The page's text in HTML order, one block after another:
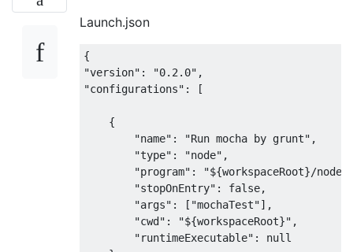
Launch.json
{
"version" : "0.2.0" ,
"configurations" : [
{
"name" : "Run mocha by grunt" ,
"type" : "node" ,
"program" :
"${workspaceRoot}/
"stopOnEntry" : false,
"args" : [ "mochaTest"],
"cwd" : "${workspaceRoot}" ,
"runtimeExecutable" :
null